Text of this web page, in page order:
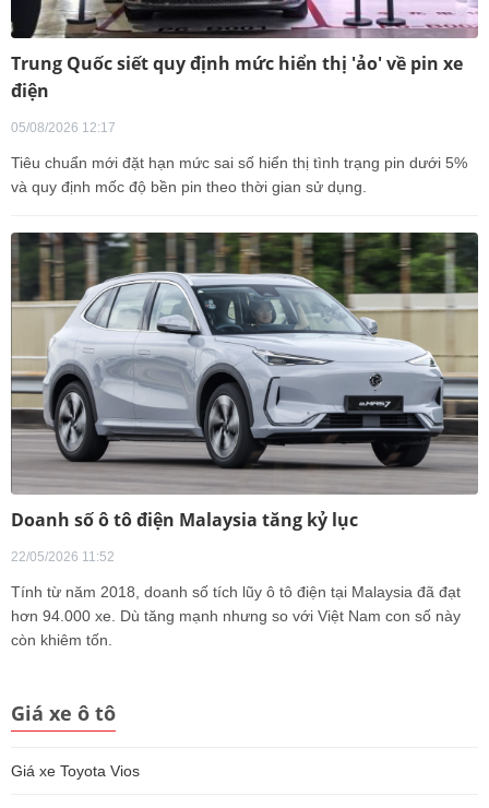
Trung Quốc siết quy định mức hiển thị 'ảo' về pin xe
điện
05/08/2026 12:17
Tiêu chuẩn mới đặt hạn mức sai số hiển thị tình trạng pin dưới 5%
và quy định mốc độ bền pin theo thời gian sử dụng.
Doanh số ô tô điện Malaysia tăng kỷ lục
22/05/2026 11:52
Tính từ năm 2018, doanh số tích lũy ô tô điện tại Malaysia đã đạt
hơn 94.000 xe. Dù tăng mạnh nhưng so với Việt Nam con số này
còn khiêm tốn.
Giá xe ô tô
Giá xe Toyota Vios